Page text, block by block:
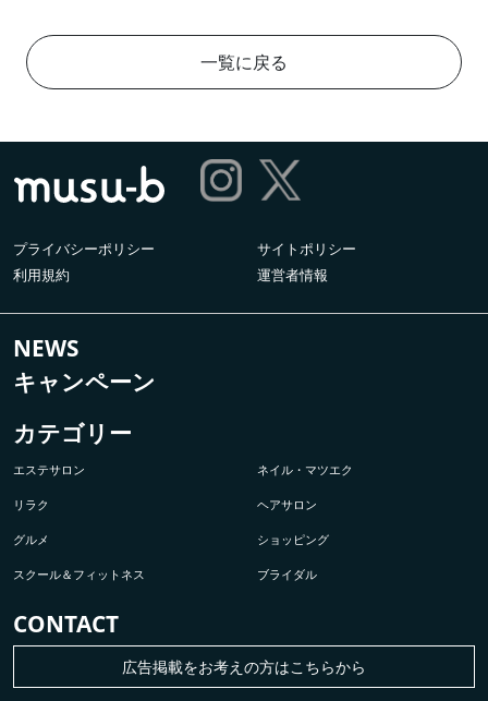
一覧に戻る
プライバシーポリシー
サイトポリシー
利用規約
運営者情報
NEWS
キャンペーン
カテゴリー
エステサロン ネイル・マツエク
リラク ヘアサロン
グルメ ショッピング
スクール＆フィットネス ブライダル
CONTACT
広告掲載をお考えの方はこちらから